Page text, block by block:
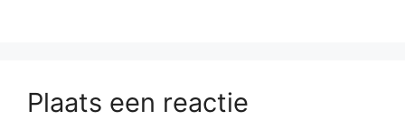
Plaats een reactie